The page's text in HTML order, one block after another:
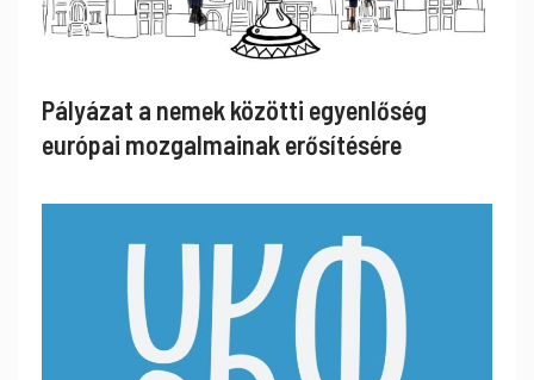
Pályázat a nemek közötti egyenlőség
európai mozgalmainak erősítésére